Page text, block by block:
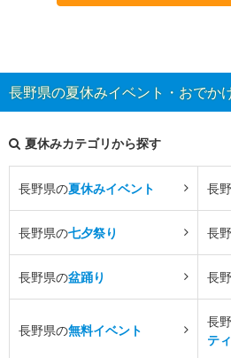
長野県の夏休みイベント・おでか
夏休みカテゴリから探す
長野県の夏休みイベント 長
長野県の七夕祭り 長
長野県の盆踊り 長
長野県の無料イベント
長
テ